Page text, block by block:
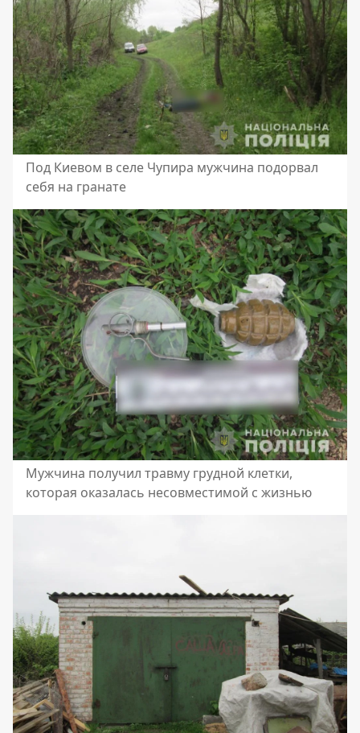
Под Киевом в селе Чупира мужчина подорвал
себя на гранате
Мужчина получил травму грудной клетки,
которая оказалась несовместимой с жизнью